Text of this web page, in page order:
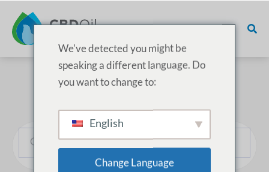
We've detected you might be
speaking a different language. Do
you want to change to:
English
Change Language